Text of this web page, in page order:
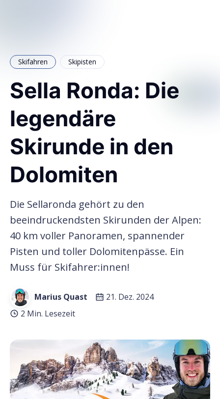
Skifahren Skipisten
Sella Ronda: Die
legendäre
Skirunde in den
Dolomiten
Die Sellaronda gehört zu den
beeindruckendsten Skirunden der Alpen:
40 km voller Panoramen, spannender
Pisten und toller Dolomitenpässe. Ein
Muss für Skifahrer:innen!
Marius Quast
21. Dez. 2024
2 Min. Lesezeit